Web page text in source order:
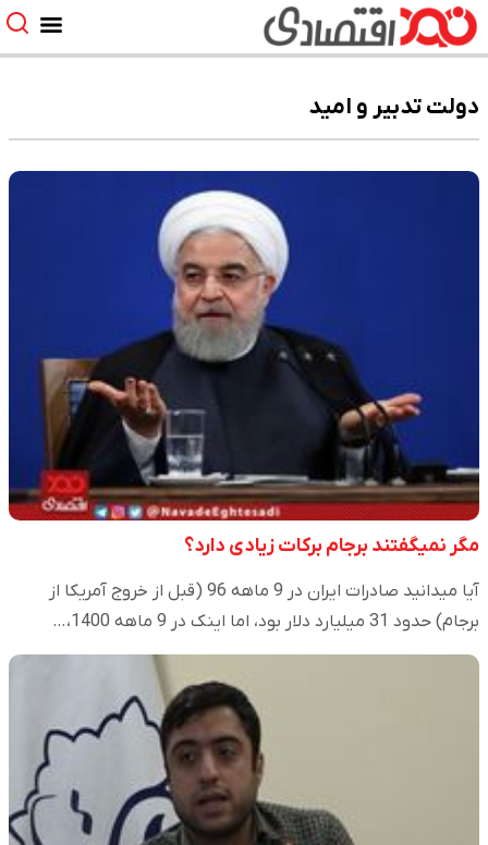
دولت تدبیر و امید
مگر نمیگفتند برجام برکات زیادی دارد؟
آیا میدانید صادرات ایران در 9 ماهه 96 (قبل از خروج آمریکا از
برجام) حدود 31 میلیارد دلار بود، اما اینک در 9 ماهه 1400،…